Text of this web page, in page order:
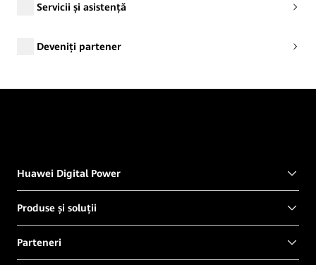
Servicii și asistență
Deveniți partener
Huawei Digital Power
Produse și soluții
Parteneri